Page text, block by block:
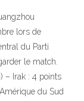
lors de
du Parti
le match.
– Irak : 4 points
du Sud